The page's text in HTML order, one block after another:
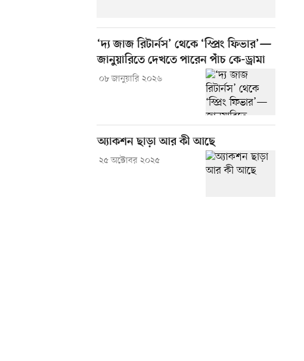
‘দ্য জাজ রিটার্নস’ থেকে ‘স্প্রিং ফিভার’—
জানুয়ারিতে দেখতে পারেন পাঁচ কে-ড্রামা
০৮ জানুয়ারি ২০২৬
অ্যাকশন ছাড়া আর কী আছে
২৫ অক্টোবর ২০২৫